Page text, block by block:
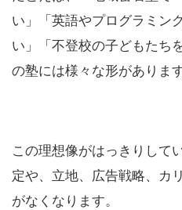
い」「英語やプログラミン
い」「不登校の子どもたち
の塾には様々な形があります
この理想像がはっきりして
定や、立地、広告戦略、カ
がなくなります。